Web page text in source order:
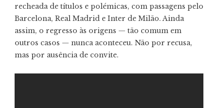
recheada de títulos e polémicas, com passagens pelo
Barcelona, Real Madrid e Inter de Milão. Ainda
assim, o regresso às origens — tão comum em
outros casos — nunca aconteceu. Não por recusa,
mas por ausência de convite.